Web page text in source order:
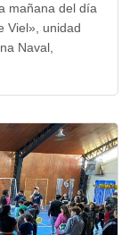
mañana del día
Viel», unidad
Naval,